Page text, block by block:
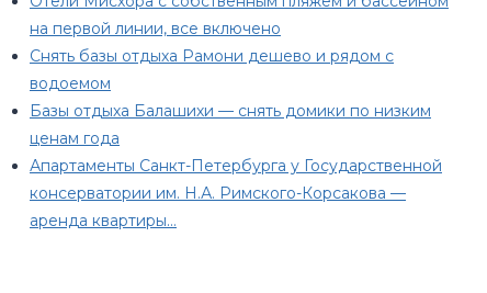
на первой линии, все включено
Снять базы отдыха Рамони дешево и рядом с
водоемом
Базы отдыха Балашихи — снять домики по низким
ценам года
Апартаменты Санкт-Петербурга у Государственной
консерватории им. Н.А. Римского-Корсакова —
аренда квартиры…